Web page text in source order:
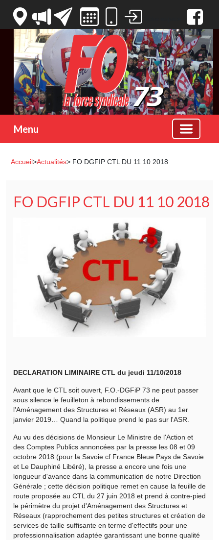
Menu
Accueil>Actualités> FO DGFIP CTL DU 11 10 2018
FO DGFIP CTL DU 11 10 2018
DECLARATION LIMINAIRE CTL du jeudi 11/10/2018
Avant que le CTL soit ouvert, F.O.-DGFiP 73 ne peut passer
sous silence le feuilleton à rebondissements de
l'Aménagement des Structures et Réseaux (ASR) au 1er
janvier 2019… Quand la politique prend le pas sur l'ASR.
Au vu des décisions de Monsieur Le Ministre de l'Action et
des Comptes Publics annoncées par la presse les 08 et 09
octobre 2018 (pour la Savoie cf France Bleue Pays de Savoie
et Le Dauphiné Libéré), la presse a encore une fois une
longueur d'avance dans la communication de notre Direction
Générale ; cette décision politique remet en cause la feuille de
route proposée au CTL du 27 juin 2018 et prend à contre-pied
le périmètre du projet d'Aménagement des Structures et
Réseaux (rapprochement des petites structures et création de
services de taille suffisante en terme d'effectifs pour une
professionnalisation adaptée garantissant une bonne qualité